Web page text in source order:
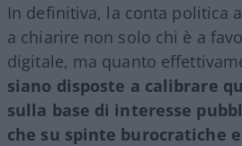
In definitiva, la conta politica
a chiarire non solo chi è a
digitale, ma quanto
siano disposte a calibrare
sulla base di interesse
che su spinte burocratiche